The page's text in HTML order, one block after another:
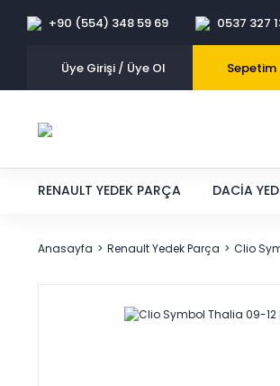
+90 (554) 348 59 69 0537 327
Üye Girişi / Üye Ol Sepetim
RENAULT YEDEK PARÇA DACIA
Anasayfa Renault Yedek Parça Clio